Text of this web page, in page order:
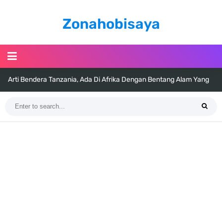
Zonahobisaya
Arti Bendera Tanzania, Ada Di Afrika Dengan Bentang Alam Yang